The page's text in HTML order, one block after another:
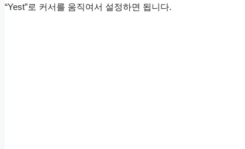
“Yest”로 커서를 움직여서 설정하면 됩니다.